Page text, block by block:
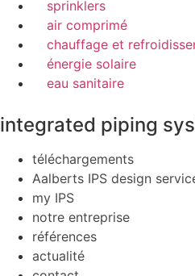
sprinklers
air comprimé
chauffage et
énergie solaire
eau sanitaire
integrated piping
téléchargements
Aalberts IPS design
my IPS
notre entreprise
références
actualité